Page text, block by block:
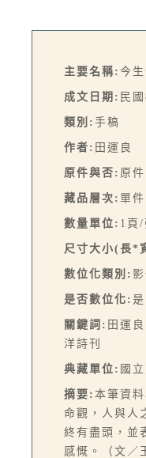
主要名稱: 今
成文日期: 民
類別: 手稿
作者: 田運良
原件與否: 原件
藏品層次: 單件
數量單位: 1頁/
尺寸大小(長*
數位化類別:
是否數位化: 是
關鍵詞: 田運
洋詩刊
典藏單位: 國
摘要: 本筆資
命觀，人與人
終有盡頭，並
感慨。（文／